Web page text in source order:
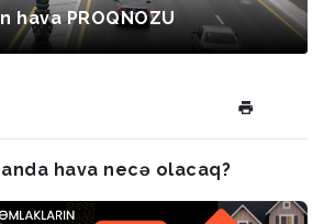
hava PROQNOZU
hava necə olacaq?